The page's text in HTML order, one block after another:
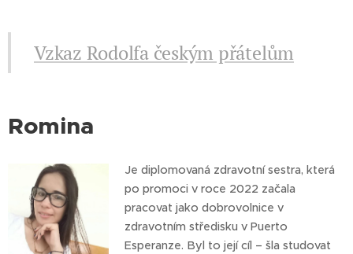
Vzkaz Rodolfa českým přátelům
Romina
Je diplomovaná zdravotní sestra, která
po promoci v roce 2022 začala
pracovat jako dobrovolnice v
zdravotním středisku v Puerto
Esperanze. Byl to její cíl – šla studovat